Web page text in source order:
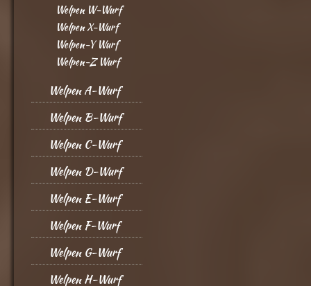
Welpen W-Wurf
Welpen X-Wurf
Welpen-Y Wurf
Welpen-Z Wurf
Welpen A-Wurf
Welpen B-Wurf
Welpen C-Wurf
Welpen D-Wurf
Welpen E-Wurf
Welpen F-Wurf
Welpen G-Wurf
Welpen H-Wurf